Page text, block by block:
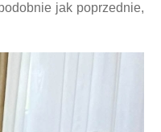
jak poprzednie,